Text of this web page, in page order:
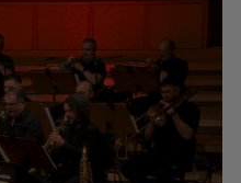
istorică la Europene. În